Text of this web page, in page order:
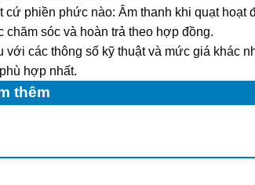
phiền phức nào: Âm thanh khi quạt hoạt
sóc và hoàn trả theo hợp đồng.
các thông số kỹ thuật và mức giá khác
hợp nhất.
thêm